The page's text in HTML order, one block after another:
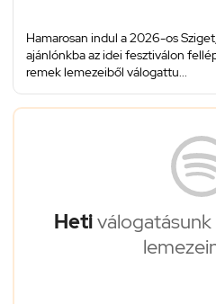
Hamarosan indul a 2026-os
ajánlónkba az idei fesztiválon
remek lemezeiből válogattu...
Heti